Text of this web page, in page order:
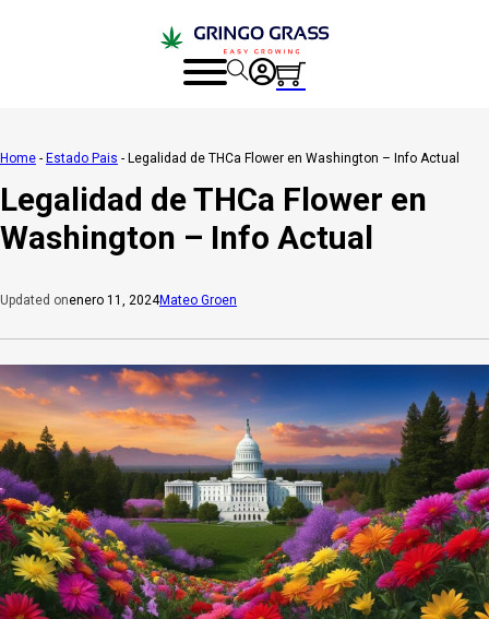
Home - Estado Pais - Legalidad de THCa Flower en Washington – Info Actual
Legalidad de THCa Flower en
Washington – Info Actual
Updated onenero 11, 2024Mateo Groen